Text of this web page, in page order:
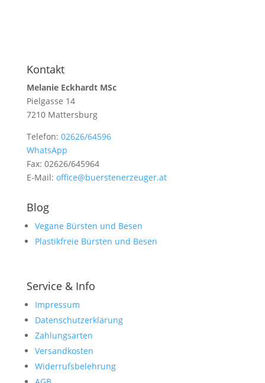
Kontakt
Melanie Eckhardt MSc
Pielgasse 14
7210 Mattersburg
Telefon: 02626/64596
WhatsApp
Fax: 02626/645964
E-Mail: office@buerstenerzeuger.at
Blog
Vegane Bürsten und Besen
Plastikfreie Bürsten und Besen
Service & Info
Impressum
Datenschutzerklärung
Zahlungsarten
Versandkosten
Widerrufsbelehrung